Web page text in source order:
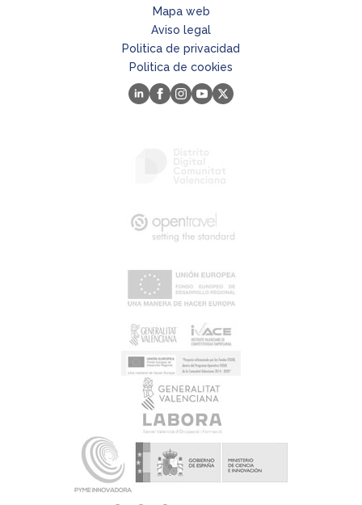
Mapa web
Aviso legal
Politica de privacidad
Politica de cookies